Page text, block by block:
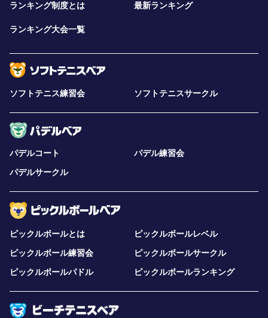
ランキング制度とは 最新ランキング
ランキング大会一覧
ソフトテニス練習会 ソフトテニスサークル
パデルコート
パデル練習会
パデルサークル
ピックルボールとは
ピックルボールレベル
ピックルボール練習会
ピックルボールサークル
ピックルボールパドル
ピックルボールランキング